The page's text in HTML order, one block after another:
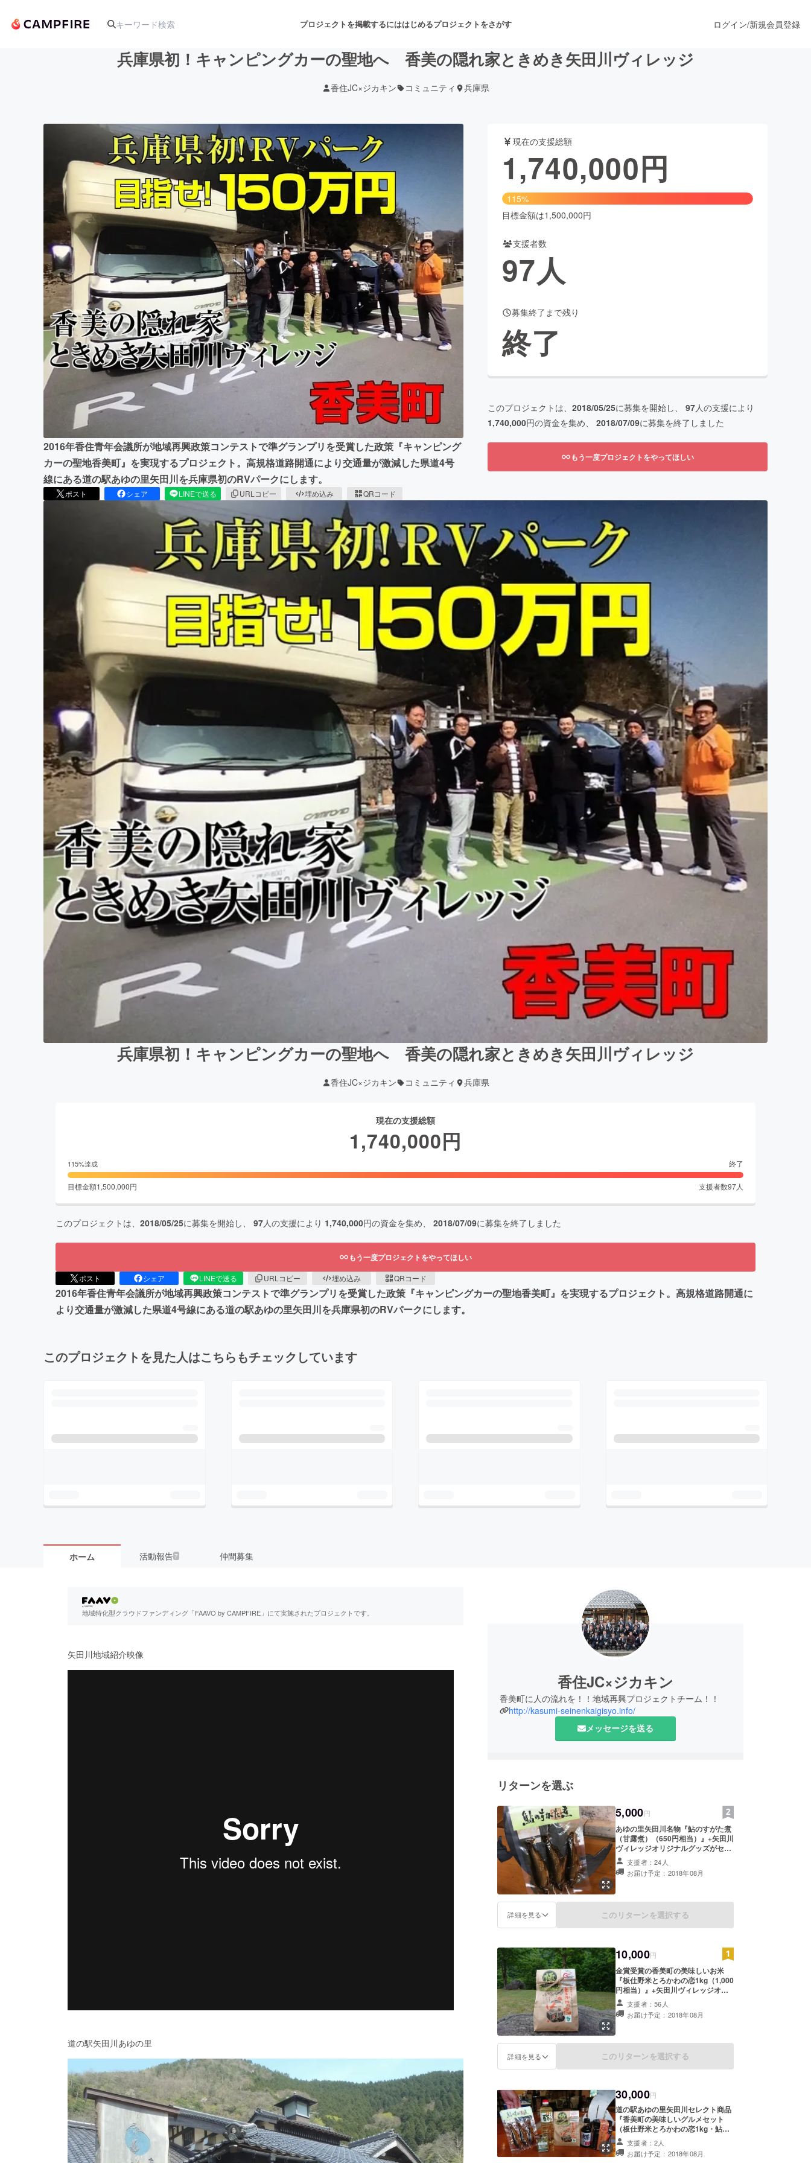
プロジェクトを掲載するにははじめるプロジェクトをさがす
アート・写真 音楽 舞台・パフォーマンス
テクノロジー・ガジェット ゲーム・サービス開発 ファッション
映像・映画 書籍・雑誌出版
ビジネス・起業 チャレンジ ビューティー・ヘルスケア
まちづくり・地域活性化
CAMPFIRE for Social GoodCAMPFIRE Creation
CAMPFIREふるさと納税machi-yaコミュニティ
ログイン/新規会員登録
兵庫県初！キャンピングカーの聖地へ 香美の隠れ家ときめき矢田川ヴィレッジ
香住JC×ジカキン コミュニティ 兵庫県
2016年香住青年会議所が地域再興政策コンテストで準グランプリを受賞した政策『キャンピング
カーの聖地香美町』を実現するプロジェクト。高規格道路開通により交通量が激減した県道4号
線にある道の駅あゆの里矢田川を兵庫県初のRVパークにします。
ポスト シェア LINEで送る URLコピー 埋め込み QRコード
現在の支援総額
1,740,000円
115%
目標金額は1,500,000円
支援者数
97人
募集終了まで残り
終了
このプロジェクトは、 2018/05/25に募集を開始し、 97人の支援により
1,740,000円の資金を集め、 2018/07/09に募集を終了しました
もう一度プロジェクトをやってほしい
兵庫県初！キャンピングカーの聖地へ 香美の隠れ家ときめき矢田川ヴィレッジ
香住JC×ジカキン コミュニティ 兵庫県
現在の支援総額
1,740,000円
115%達成 終了
目標金額1,500,000円 支援者数97人
このプロジェクトは、 2018/05/25に募集を開始し、 97人の支援により 1,740,000円の資金を集め、 2018/07/09に募集を終了しました
もう一度プロジェクトをやってほしい
ポスト シェア LINEで送る URLコピー 埋め込み QRコード
2016年香住青年会議所が地域再興政策コンテストで準グランプリを受賞した政策『キャンピングカーの聖地香美町』を実現するプロジェクト。高規格道路開通に
より交通量が激減した県道4号線にある道の駅あゆの里矢田川を兵庫県初のRVパークにします。
このプロジェクトを見た人はこちらもチェックしています
ホーム 活動報告7 仲間募集
地域特化型クラウドファンディング「FAAVO by CAMPFIRE」にて実施されたプロジェクトです。
矢田川地域紹介映像
道の駅矢田川あゆの里
香住JC×ジカキン
香美町に人の流れを！！地域再興プロジェクトチーム！！
http://kasumi-seinenkaigisyo.info/
メッセージを送る
リターンを選ぶ
5,000円
あゆの里矢田川名物『鮎のすがた煮
（甘露煮）（650円相当）』+矢田川
ヴィレッジオリジナルグッズがセッ
トになったコースです。キャンピン
グカーユーザーには嬉しいRVパー
ク利用券（1泊2日）1枚もセットし
支援者：24人
お届け予定：2018年08月
詳細を見る このリターンを選択する
10,000円
金賞受賞の香美町の美味しいお米
『板仕野米とろかわの恋1kg（1,000
円相当）』+矢田川ヴィレッジオリ
ジナルグッズがセットになったコー
スです。キャンピングカーユーザー
には嬉しいRVパーク利用券（1泊2
メージです。
支援者：56人
お届け予定：2018年08月
詳細を見る このリターンを選択する
30,000円
道の駅あゆの里矢田川セレクト商品
『香美町の美味しいグルメセット
（板仕野米とろかわの恋1kg・鮎の
すがた煮・べんりで酢・ちょうざめ
魚醤・むかし海苔かに・岩津ねぎ七
味）約7,000円相当』と矢田川ヴィ
支援者：2人
お届け予定：2018年08月